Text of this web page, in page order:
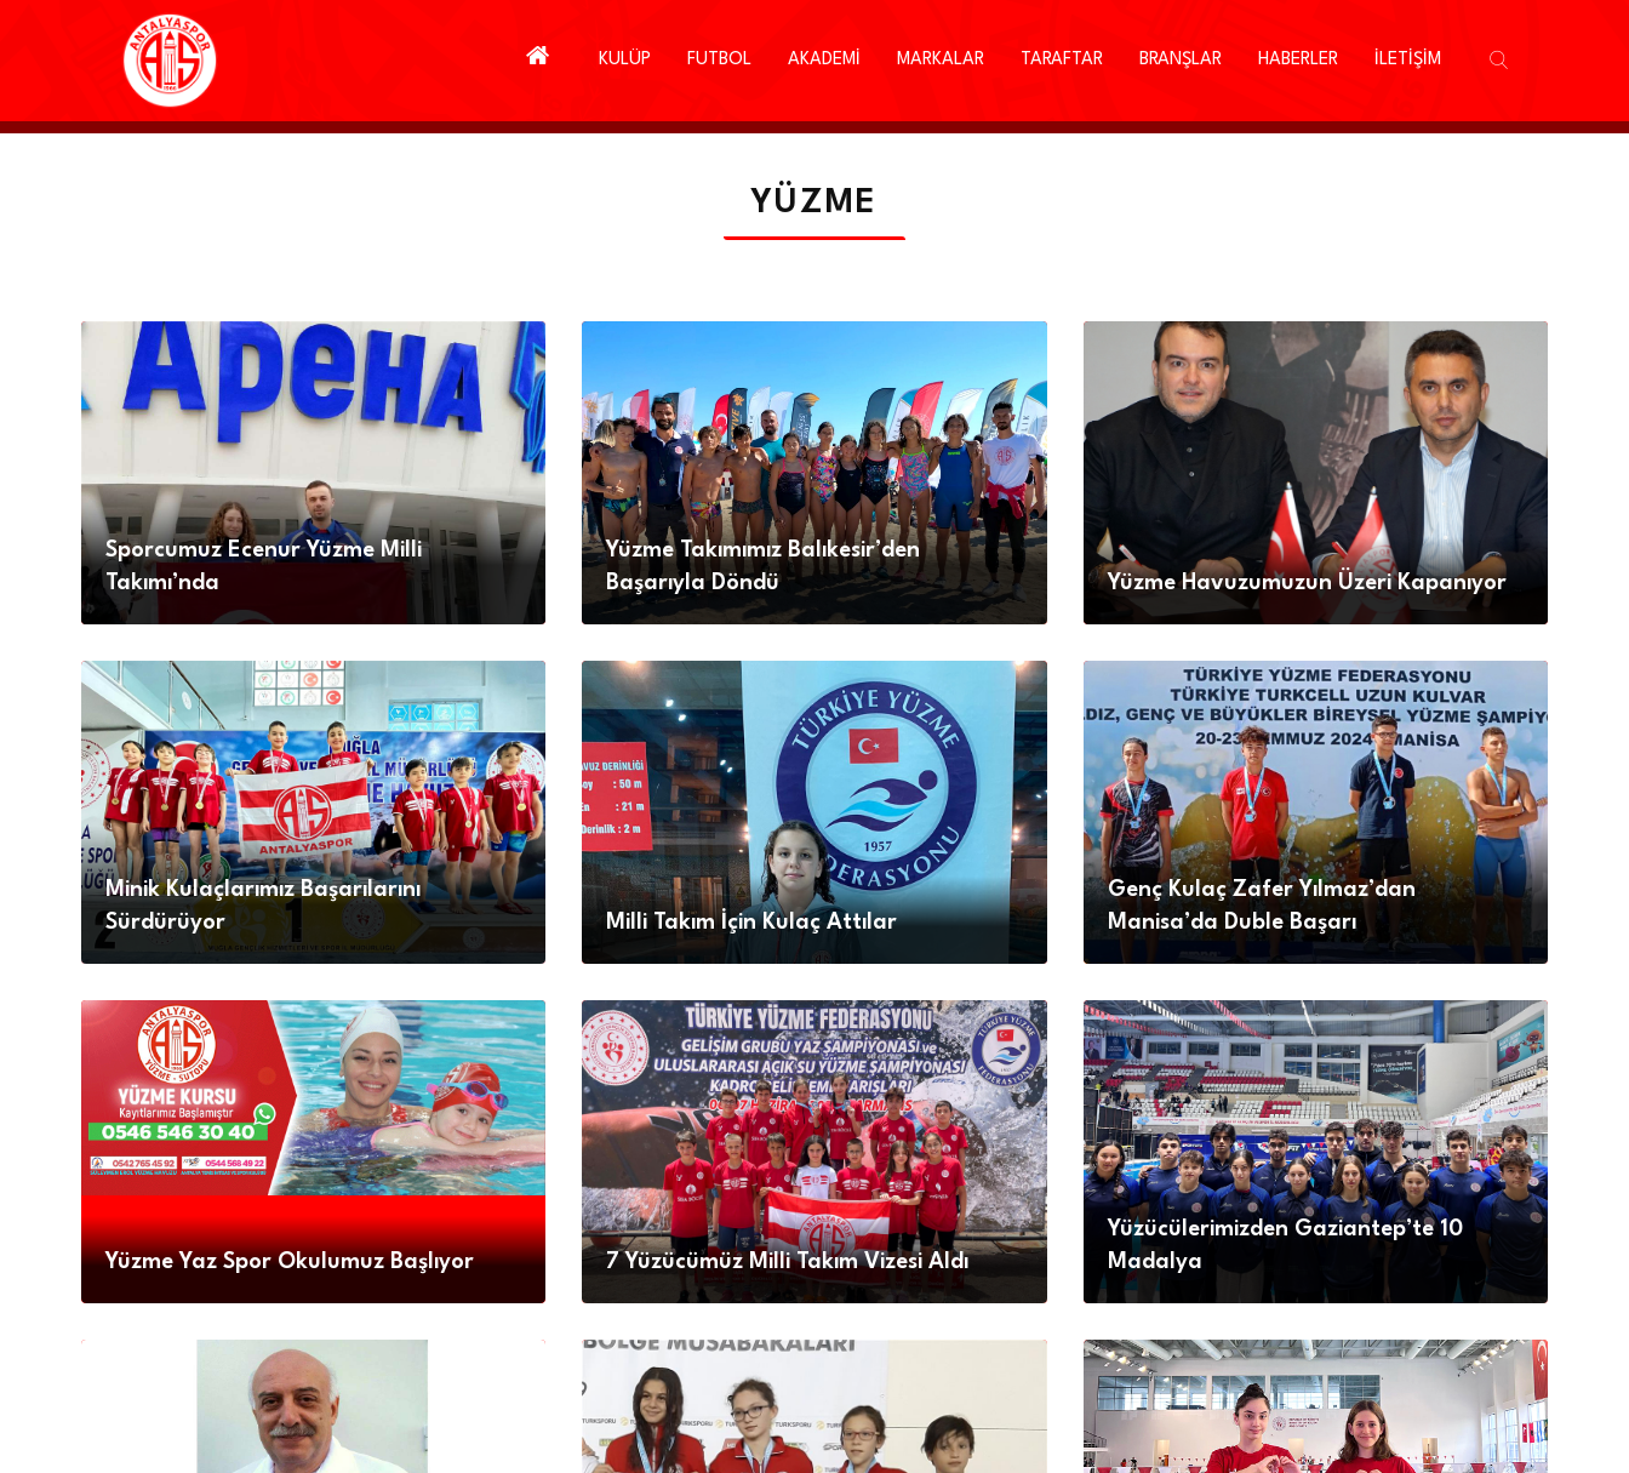
KULÜP FUTBOL AKADEMİ MARKALAR TARAFTAR BRANŞLAR HABERLER İLETİŞİM
YÜZME
Sporcumuz Ecenur Yüzme Milli
Takımı’nda
Yüzme Takımımız Balıkesir’den
Başarıyla Döndü
Yüzme Havuzumuzun Üzeri Kapanıyor
Minik Kulaçlarımız Başarılarını
Sürdürüyor
Milli Takım İçin Kulaç Attılar
Genç Kulaç Zafer Yılmaz’dan
Manisa’da Duble Başarı
Yüzme Yaz Spor Okulumuz Başlıyor 7 Yüzücümüz Milli Takım Vizesi Aldı
Yüzücülerimizden Gaziantep’te 10
Madalya